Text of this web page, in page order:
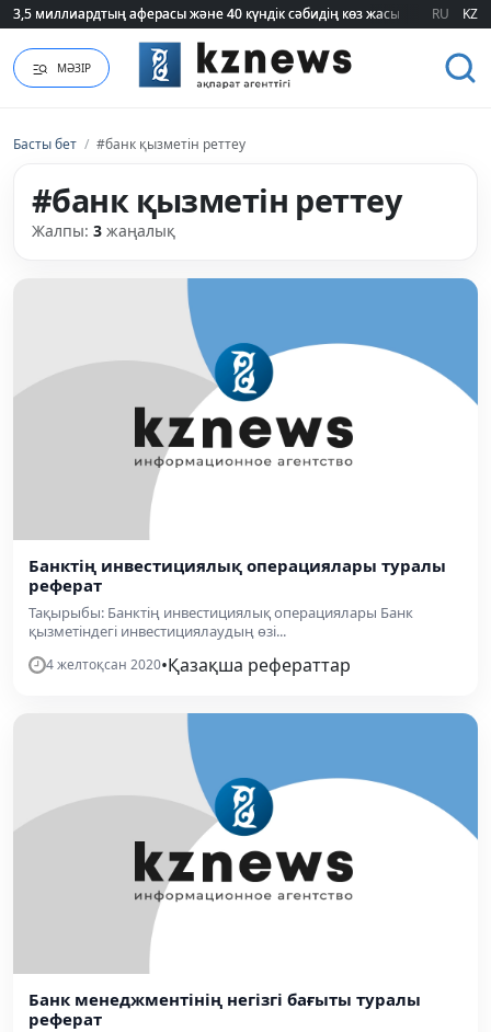
3,5 миллиардтың аферасы және 40 күндік сәбидің көз жасы:
3,5 миллиардтың аферасы және 40 күндік сәбидің көз жасы: RU KZ
МӘЗІР
Басты бет / #банк қызметін реттеу
#банк қызметін реттеу
Жалпы: 3 жаңалық
Банктің инвестициялық операциялары туралы
реферат
Тақырыбы: Банктің инвестициялық операциялары Банк
қызметіндегі инвестициялаудың өзі...
4 желтоқсан 2020•Қазақша рефераттар
Банк менеджментінің негізгі бағыты туралы
реферат